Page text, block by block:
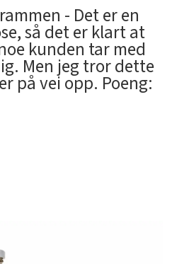
- Det er en
så det er klart at
kunden tar med
Men jeg tror dette
på vei opp. Poeng: